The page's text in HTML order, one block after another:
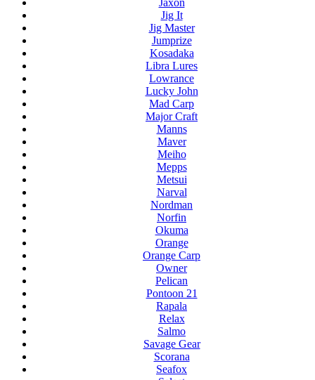
Jaxon
Jig It
Jig Master
Jumprize
Kosadaka
Libra Lures
Lowrance
Lucky John
Mad Carp
Major Craft
Manns
Maver
Meiho
Mepps
Metsui
Narval
Nordman
Norfin
Okuma
Orange
Orange Carp
Owner
Pelican
Pontoon 21
Rapala
Relax
Salmo
Savage Gear
Scorana
Seafox